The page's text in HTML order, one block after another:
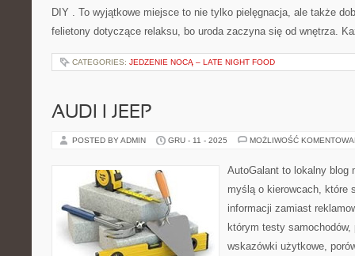
DIY . To wyjątkowe miejsce to nie tylko pielęgnacja, ale także
felietony dotyczące relaksu, bo uroda zaczyna się od wnętrza.
CATEGORIES: JEDZENIE NOCĄ – LATE NIGHT FOOD
AUDI I JEEP
POSTED BY ADMIN GRU - 11 - 2025 MOŻLIWOŚĆ
AutoGalant to lokalny blog
myślą o kierowcach, które
informacji zamiast
którym testy samochodów,
wskazówki użytkowe,